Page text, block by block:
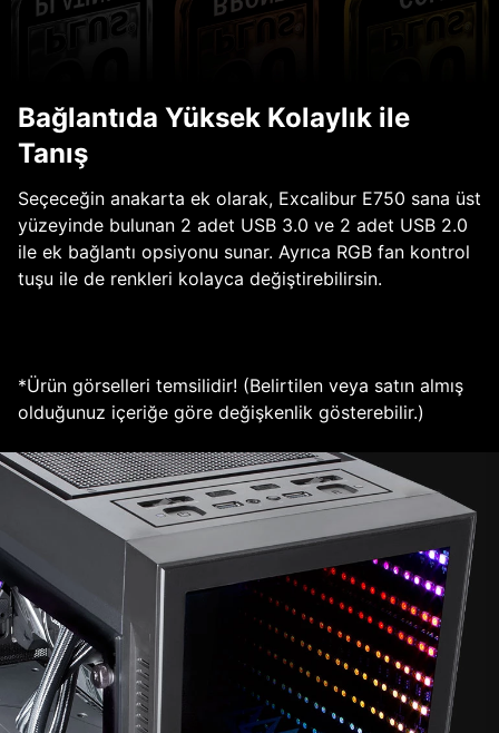
Bağlantıda Yüksek Kolaylık ile
Tanış
Seçeceğin anakarta ek olarak, Excalibur E750 sana üst
yüzeyinde bulunan 2 adet USB 3.0 ve 2 adet USB 2.0
ile ek bağlantı opsiyonu sunar. Ayrıca RGB fan kontrol
tuşu ile de renkleri kolayca değiştirebilirsin.
*Ürün görselleri temsilidir! (Belirtilen veya satın almış
olduğunuz içeriğe göre değişkenlik gösterebilir.)